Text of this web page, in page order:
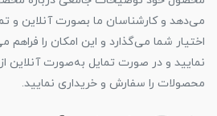
می‌دهد و کارشناسان ما بصورت آنلاین و
اختیار شما می‌گذارد و این امکان را فراهم
نمایید و در صورت تمایل به‌صورت آنلاین
محصولات را سفارش و خریداری نمایید.